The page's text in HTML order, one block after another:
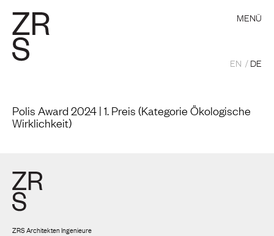
MENÜ
EN DE
Polis Award 2024 | 1. Preis (Kategorie Ökologische
Wirklichkeit)
ZRS Architekten Ingenieure